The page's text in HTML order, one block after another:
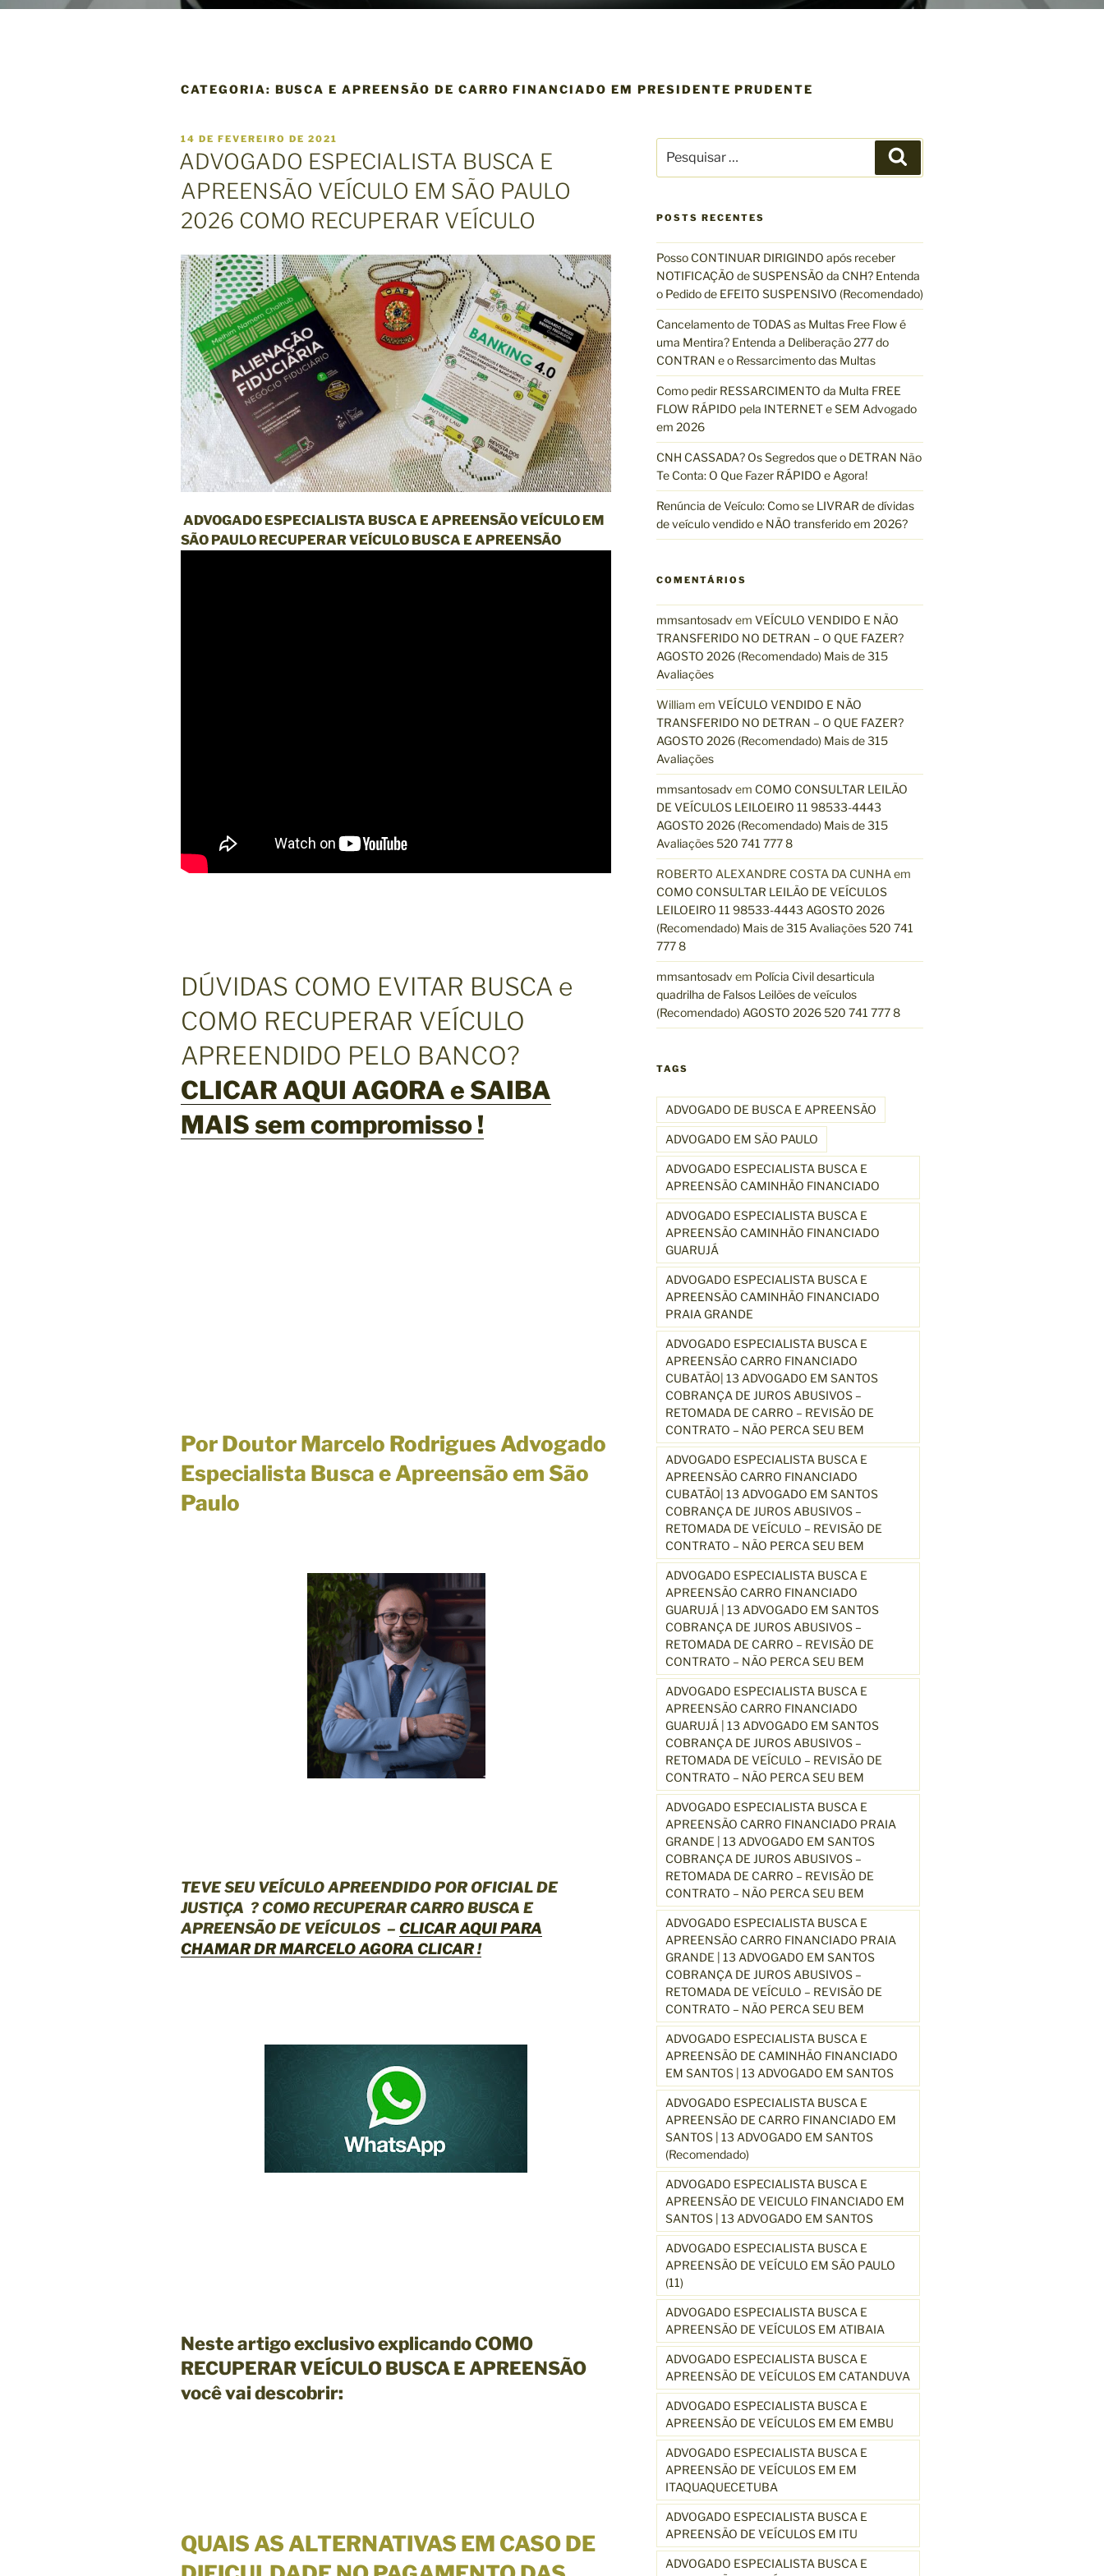
CATEGORIA: BUSCA E APREENSÃO DE CARRO FINANCIADO EM PRESIDENTE PRUDENTE
P
U
B
I
A
D
E
M
14 DE FEVEREIRO DE 2021
ADVOGADO ESPECIALISTA BUSCA E
APREENSÃO VEÍCULO EM SÃO PAULO
2026 COMO RECUPERAR VEÍCULO
ADVOGADO ESPECIALISTA BUSCA E APREENSÃO VEÍCULO EM
SÃO PAULO RECUPERAR VEÍCULO BUSCA E APREENSÃO
DÚVIDAS COMO EVITAR BUSCA e
COMO RECUPERAR VEÍCULO
APREENDIDO PELO BANCO?
CLICAR AQUI AGORA e SAIBA
MAIS sem compromisso !
Por Doutor Marcelo Rodrigues Advogado
Especialista Busca e Apreensão em São
Paulo
TEVE SEU VEÍCULO APREENDIDO POR OFICIAL DE
JUSTIÇA ? COMO RECUPERAR CARRO BUSCA E
APREENSÃO DE VEÍCULOS – CLICAR AQUIPARA
CHAMAR DR MARCELO AGORA CLICAR !
Neste artigo exclusivo explicando COMO
RECUPERAR VEÍCULO BUSCA E APREENSÃO
você vai descobrir:
QUAIS AS ALTERNATIVAS EM CASO DE
s
u
s
a
r
p
o
r
:
e
s
a
r
POSTS RECENTES
Posso CONTINUAR DIRIGINDO após receber
NOTIFICAÇÃO de SUSPENSÃO da CNH? Entenda
o Pedido de EFEITO SUSPENSIVO (Recomendado)
Cancelamento de TODAS as Multas Free Flow é
uma Mentira? Entenda a Deliberação 277 do
CONTRAN e o Ressarcimento das Multas
Como pedir RESSARCIMENTO da Multa FREE
FLOW RÁPIDO pela INTERNET e SEM Advogado
em 2026
CNH CASSADA? Os Segredos que o DETRAN Não
Te Conta: O Que Fazer RÁPIDO e Agora!
Renúncia de Veículo: Como se LIVRAR de dívidas
de veículo vendido e NÃO transferido em 2026?
COMENTÁRIOS
mmsantosadv em VEÍCULO VENDIDO E NÃO
TRANSFERIDO NO DETRAN – O QUE FAZER?
AGOSTO 2026 (Recomendado) Mais de 315
Avaliações
William em VEÍCULO VENDIDO E NÃO
TRANSFERIDO NO DETRAN – O QUE FAZER?
AGOSTO 2026 (Recomendado) Mais de 315
Avaliações
mmsantosadv em COMO CONSULTAR LEILÃO
DE VEÍCULOS LEILOEIRO 11 98533-4443
AGOSTO 2026 (Recomendado) Mais de 315
Avaliações 520 741 777 8
ROBERTO ALEXANDRE COSTA DA CUNHA em
COMO CONSULTAR LEILÃO DE VEÍCULOS
LEILOEIRO 11 98533-4443 AGOSTO 2026
(Recomendado) Mais de 315 Avaliações 520 741
777 8
mmsantosadv em Polícia Civil desarticula
quadrilha de Falsos Leilões de veículos
(Recomendado) AGOSTO 2026 520 741 777 8
TAGS
ADVOGADO DE BUSCA E APREENSÃO
ADVOGADO EM SÃO PAULO
ADVOGADO ESPECIALISTA BUSCA E
APREENSÃO CAMINHÃO FINANCIADO
ADVOGADO ESPECIALISTA BUSCA E
APREENSÃO CAMINHÃO FINANCIADO
GUARUJÁ
ADVOGADO ESPECIALISTA BUSCA E
APREENSÃO CAMINHÃO FINANCIADO
PRAIA GRANDE
ADVOGADO ESPECIALISTA BUSCA E
APREENSÃO CARRO FINANCIADO
CUBATÃO| 13 ADVOGADO EM SANTOS
COBRANÇA DE JUROS ABUSIVOS –
RETOMADA DE CARRO – REVISÃO DE
CONTRATO – NÃO PERCA SEU BEM
ADVOGADO ESPECIALISTA BUSCA E
APREENSÃO CARRO FINANCIADO
CUBATÃO| 13 ADVOGADO EM SANTOS
COBRANÇA DE JUROS ABUSIVOS –
RETOMADA DE VEÍCULO – REVISÃO DE
CONTRATO – NÃO PERCA SEU BEM
ADVOGADO ESPECIALISTA BUSCA E
APREENSÃO CARRO FINANCIADO
GUARUJÁ | 13 ADVOGADO EM SANTOS
COBRANÇA DE JUROS ABUSIVOS –
RETOMADA DE CARRO – REVISÃO DE
CONTRATO – NÃO PERCA SEU BEM
ADVOGADO ESPECIALISTA BUSCA E
APREENSÃO CARRO FINANCIADO
GUARUJÁ | 13 ADVOGADO EM SANTOS
COBRANÇA DE JUROS ABUSIVOS –
RETOMADA DE VEÍCULO – REVISÃO DE
CONTRATO – NÃO PERCA SEU BEM
ADVOGADO ESPECIALISTA BUSCA E
APREENSÃO CARRO FINANCIADO PRAIA
GRANDE | 13 ADVOGADO EM SANTOS
COBRANÇA DE JUROS ABUSIVOS –
RETOMADA DE CARRO – REVISÃO DE
CONTRATO – NÃO PERCA SEU BEM
ADVOGADO ESPECIALISTA BUSCA E
APREENSÃO CARRO FINANCIADO PRAIA
GRANDE | 13 ADVOGADO EM SANTOS
COBRANÇA DE JUROS ABUSIVOS –
RETOMADA DE VEÍCULO – REVISÃO DE
CONTRATO – NÃO PERCA SEU BEM
ADVOGADO ESPECIALISTA BUSCA E
APREENSÃO DE CAMINHÃO FINANCIADO
EM SANTOS | 13 ADVOGADO EM SANTOS
ADVOGADO ESPECIALISTA BUSCA E
APREENSÃO DE CARRO FINANCIADO EM
SANTOS | 13 ADVOGADO EM SANTOS
(Recomendado)
ADVOGADO ESPECIALISTA BUSCA E
APREENSÃO DE VEICULO FINANCIADO EM
SANTOS | 13 ADVOGADO EM SANTOS
ADVOGADO ESPECIALISTA BUSCA E
APREENSÃO DE VEÍCULO EM SÃO PAULO
(11)
ADVOGADO ESPECIALISTA BUSCA E
APREENSÃO DE VEÍCULOS EM ATIBAIA
ADVOGADO ESPECIALISTA BUSCA E
APREENSÃO DE VEÍCULOS EM CATANDUVA
ADVOGADO ESPECIALISTA BUSCA E
APREENSÃO DE VEÍCULOS EM EM EMBU
ADVOGADO ESPECIALISTA BUSCA E
APREENSÃO DE VEÍCULOS EM EM
ITAQUAQUECETUBA
ADVOGADO ESPECIALISTA BUSCA E
APREENSÃO DE VEÍCULOS EM ITU
ADVOGADO ESPECIALISTA BUSCA E